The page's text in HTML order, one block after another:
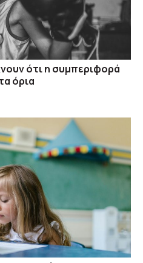
ότι η συμπεριφορά
όρια